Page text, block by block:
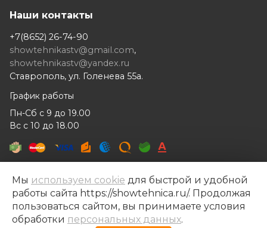
Наши контакты
+7(8652) 26-74-90
showtehnikastv@gmail.com,
showtehnikastv@yandex.ru
Ставрополь, ул. Голенева 55а.
График работы
Пн-Сб с 9 до 19.00
Вс с 10 до 18.00
Шоутехника © 2014- 2026
Разработка сайта —Рекламный контент
Мы используем cookie для быстрой и удобной
работы сайта https://showtehnica.ru/. Продолжая
пользоваться сайтом, вы принимаете условия
обработки персональных данных.